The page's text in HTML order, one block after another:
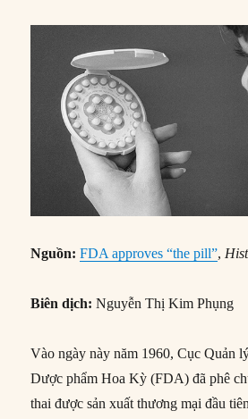
Nguồn:FDA approves “the pill”,
Biên dịch: Nguyễn Thị Kim Phụng
Vào ngày này năm 1960, Cục Quản
Dược phẩm Hoa Kỳ (FDA) đã phê
thai được sản xuất thương mại đầu